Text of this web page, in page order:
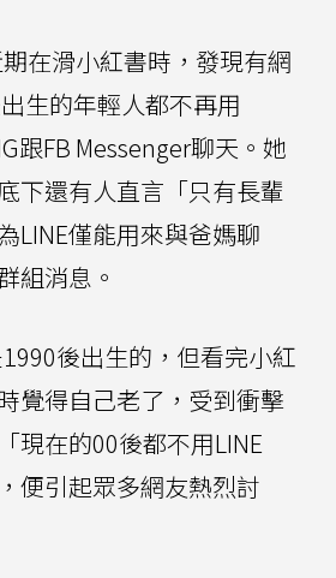
在滑小紅書時，發現有網
生的年輕人都不再用
跟FB Messenger聊天。她
下還有人直言「只有長輩
LINE僅能用來與爸媽聊
組消息。
後出生的，但看完小紅
覺得自己老了，受到衝擊
現在的00後都不用LINE
便引起眾多網友熱烈討